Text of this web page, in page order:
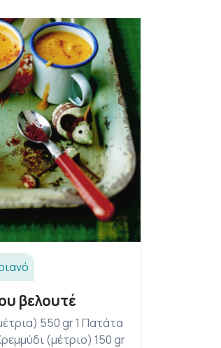
βελουτέ
550 gr 1 Πατάτα
(μέτριο) 150 gr